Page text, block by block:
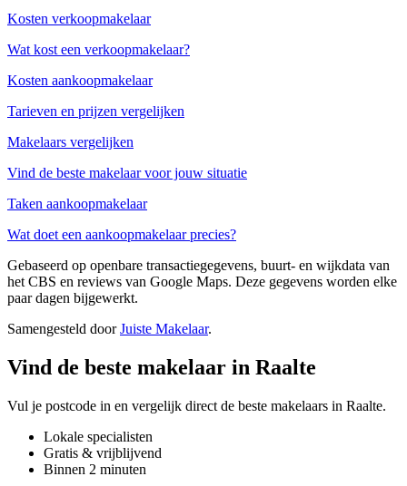
Kosten verkoopmakelaar
Wat kost een verkoopmakelaar?
Kosten aankoopmakelaar
Tarieven en prijzen vergelijken
Makelaars vergelijken
Vind de beste makelaar voor jouw situatie
Taken aankoopmakelaar
Wat doet een aankoopmakelaar precies?
Gebaseerd op openbare transactiegegevens, buurt- en wijkdata van
het CBS en reviews van Google Maps. Deze gegevens worden elke
paar dagen bijgewerkt.
Samengesteld doorJuiste Makelaar.
Vind de beste makelaar in Raalte
Vul je postcode in en vergelijk direct de beste makelaars in Raalte.
Lokale specialisten
Gratis & vrijblijvend
Binnen 2 minuten